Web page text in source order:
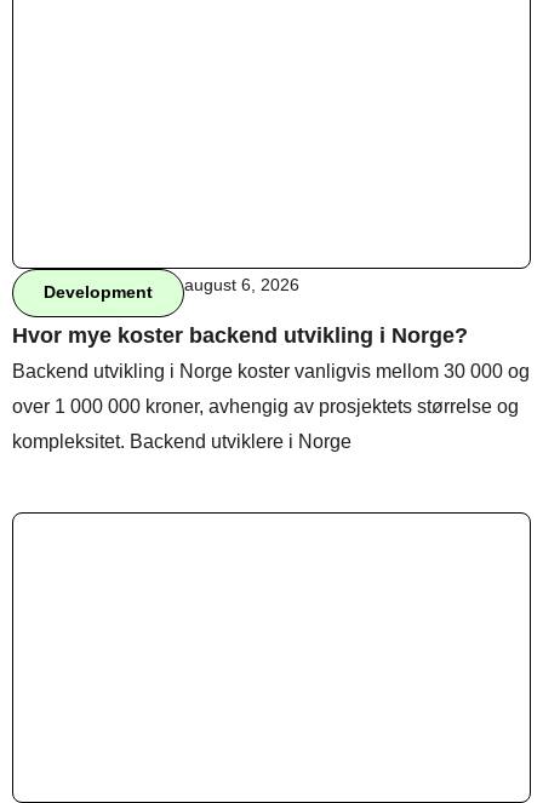
Development august 6, 2026
Hvor mye koster backend utvikling i Norge?
Backend utvikling i Norge koster vanligvis mellom 30 000 og
over 1 000 000 kroner, avhengig av prosjektets størrelse og
kompleksitet. Backend utviklere i Norge
Behandle ditt samtykke
For å gi best mulig opplevelse bruker vi
informasjonskapsler for å lagre eller få tilgang til
enhetsdata. Å nekte samtykke kan begrense enkelte